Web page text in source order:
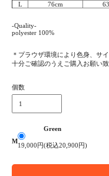
L
76cm
-Quality-
polyester 100%
＊プラウザ環境により色身、サ
十分ご確認のうえご購入お願い致
個数
Green
M
19,000円(税込20,900円)